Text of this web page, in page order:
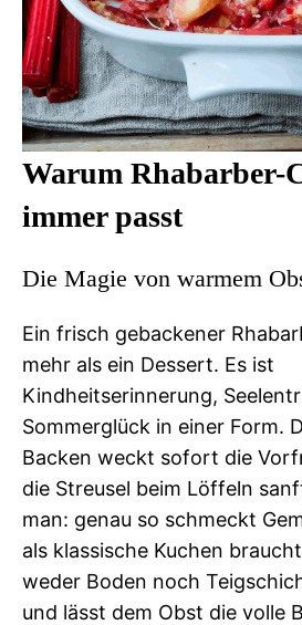
Warum Rhabarber-
immer passt
Die Magie von warmem
Ein frisch gebackener
mehr als ein Dessert. Es ist
Kindheitserinnerung,
Sommerglück in einer Form.
Backen weckt sofort die
die Streusel beim Löffeln
man: genau so schmeckt
als klassische Kuchen
weder Boden noch
und lässt dem Obst die volle